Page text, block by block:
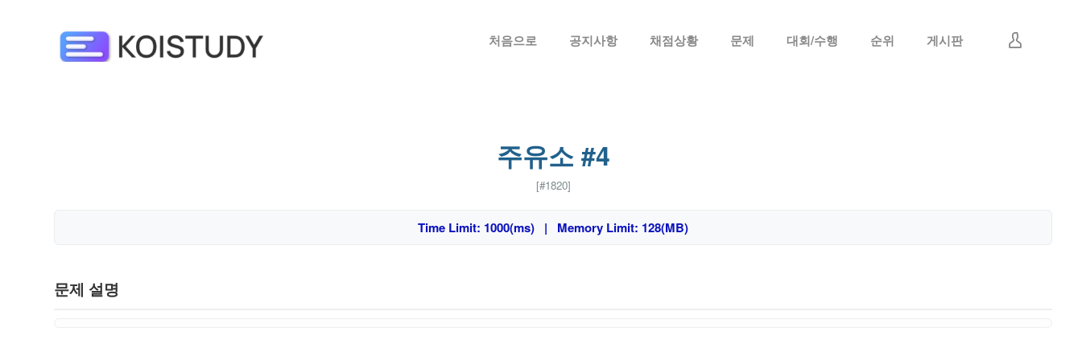
처음으로 공지사항 채점상황 문제 대회/수행 순위 게시판
주유소 #4
[#1820]
Time Limit: 1000(ms) | Memory Limit: 128(MB)
문제 설명